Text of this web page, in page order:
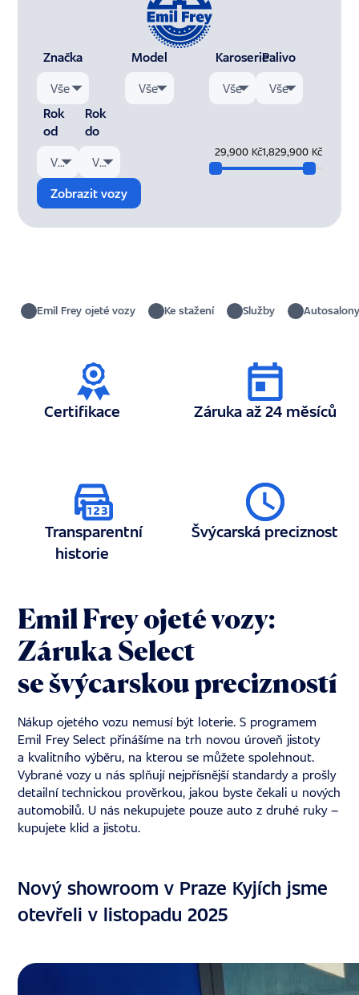
Značka
Vše
Model
Vše
Karoserie
Vše
Palivo
Vše
Rok
od
Vše
Rok
do
Vše
29,900 Kč1,829,900 Kč
Zobrazit vozy
Emil Frey ojeté vozy Ke stažení Služby
Certifikace Záruka až 24 měsíců
Transparentní
historie
Švýcarská preciznost
Emil Frey ojeté vozy:
Záruka Select
se švýcarskou precizností
Nákup ojetého vozu nemusí být loterie. S programem
Emil Frey Select přinášíme na trh novou úroveň jistoty
a kvalitního výběru, na kterou se můžete spolehnout.
Vybrané vozy u nás splňují nejpřísnější standardy a prošly
detailní technickou prověrkou, jakou byste čekali u nových
automobilů. U nás nekupujete pouze auto z druhé ruky –
kupujete klid a jistotu.
Nový showroom v Praze Kyjích jsme
otevřeli v listopadu 2025